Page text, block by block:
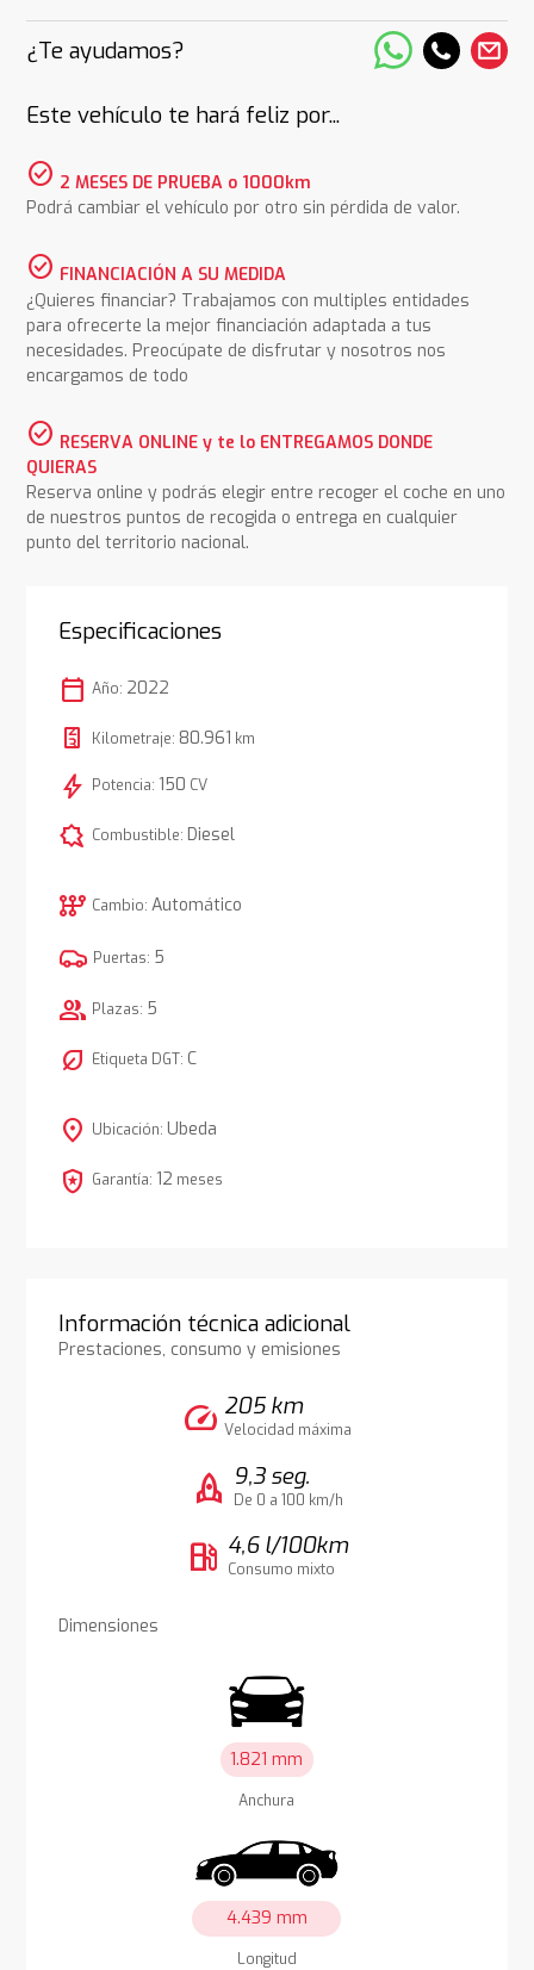
¿Te ayudamos?
Este vehículo te hará feliz por...
check_circle 2 MESES DE PRUEBA o 1000km
Podrá cambiar el vehículo por otro sin pérdida de valor.
check_circle FINANCIACIÓN A SU MEDIDA
¿Quieres financiar? Trabajamos con multiples entidades
para ofrecerte la mejor financiación adaptada a tus
necesidades. Preocúpate de disfrutar y nosotros nos
encargamos de todo
check_circle RESERVA ONLINE y te lo ENTREGAMOS DONDE
QUIERAS
Reserva online y podrás elegir entre recoger el coche en uno
de nuestros puntos de recogida o entrega en cualquier
punto del territorio nacional.
Especificaciones
calendar_today Año: 2022
Kilometraje: 80.961 km
bolt Potencia: 150 CV
comic_bubble Combustible: Diesel
auto_transmission Cambio: Automático
Puertas: 5
group Plazas: 5
nest_eco_leaf Etiqueta DGT: C
location_on Ubicación: Ubeda
local_police Garantía: 12 meses
Información técnica adicional
Prestaciones, consumo y emisiones
speed 205 km
Velocidad máxima
rocket 9,3 seg.
De 0 a 100 km/h
local_gas_station 4,6 l/100km
Consumo mixto
Dimensiones
1.821 mm
Anchura
4.439 mm
Longitud